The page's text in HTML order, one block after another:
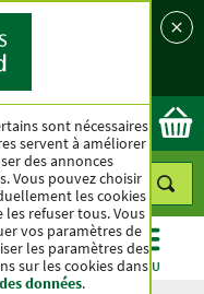
Ok
SELLER MENU
sont nécessaires
servent à améliorer
des annonces
Vous pouvez choisir
les cookies
les refuser tous. Vous
vos paramètres de
les paramètres des
sur les cookies dans
données.